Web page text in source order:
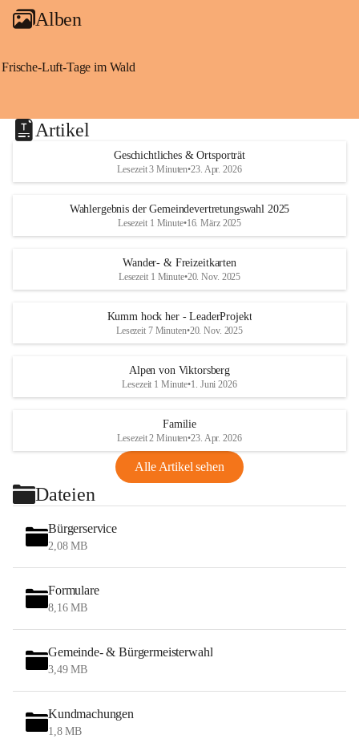
Alben
Frische-Luft-Tage im Wald
Artikel
Geschichtliches & Ortsporträt
Lesezeit 3 Minuten•23. Apr. 2026
Wahlergebnis der Gemeindevertretungswahl 2025
Lesezeit 1 Minute•16. März 2025
Wander- & Freizeitkarten
Lesezeit 1 Minute•20. Nov. 2025
Kumm hock her - LeaderProjekt
Lesezeit 7 Minuten•20. Nov. 2025
Alpen von Viktorsberg
Lesezeit 1 Minute•1. Juni 2026
Familie
Lesezeit 2 Minuten•23. Apr. 2026
Alle Artikel sehen
Dateien
Bürgerservice
2,08 MB
Formulare
8,16 MB
Gemeinde- & Bürgermeisterwahl
3,49 MB
Kundmachungen
1,8 MB